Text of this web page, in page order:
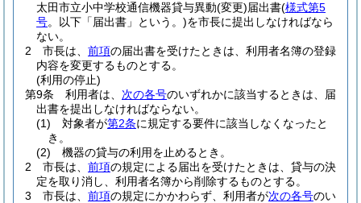
太田市立小中学校通信機器貸与異動(変更)届出書(様式第5
号。以下「届出書」という。)を市長に提出しなければなら
ない。
2
市長は、 前項の届出書を受けたときは、利用者名簿の登録
内容を変更するものとする。
(利用の停止)
第9条
利用者は、 次の各号のいずれかに該当するときは、届
出書を提出しなければならない。
(1)
対象者が第2条に規定する要件に該当しなくなったと
き。
(2)
機器の貸与の利用を止めるとき。
2
市長は、 前項の規定による届出を受けたときは、貸与の決
定を取り消し、利用者名簿から削除するものとする。
3
市長は、 前項の規定にかかわらず、利用者が次の各号のい